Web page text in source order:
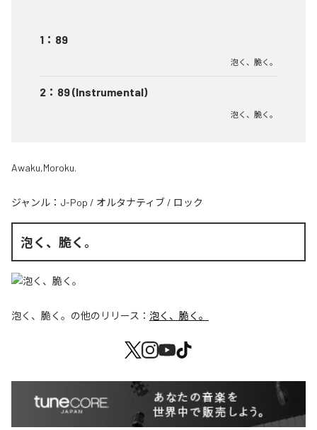
1 ： 89
泡く、脆く。
2 ： 89 (Instrumental)
泡く、脆く。
Awaku,Moroku.
ジャンル： J-Pop / オルタナティブ / ロック
泡く、脆く。
泡く、脆く。 の他のリリース： 泡く、脆く。